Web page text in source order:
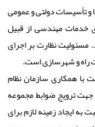
تأسیسات دولتی و عمومی
مهندسی از قبیل
نظارت بر اجرای
و شهرسازی است.
همكاری سازمان نظام
ترویج ضوابط مجموعه
ایجاد زمینه لازم برای